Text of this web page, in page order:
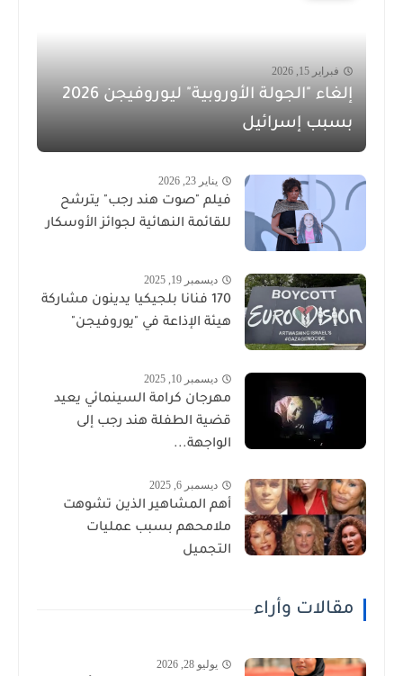
فبراير 15, 2026
إلغاء "الجولة الأوروبية" ليوروفيجن 2026
بسبب إسرائيل
يناير 23, 2026
فيلم "صوت هند رجب" يترشح
للقائمة النهائية لجوائز الأوسكار
ديسمبر 19, 2025
170 فنانا بلجيكيا يدينون مشاركة
هيئة الإذاعة في "يوروفيجن"
ديسمبر 10, 2025
مهرجان كرامة السينمائي يعيد
قضية الطفلة هند رجب إلى
الواجهة...
ديسمبر 6, 2025
أهم المشاهير الذين تشوهت
ملامحهم بسبب عمليات
التجميل
مقالات وأراء
يوليو 28, 2026